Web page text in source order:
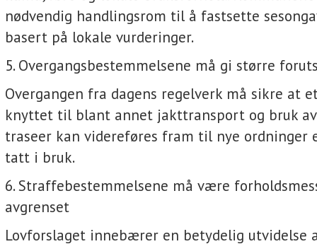
nødvendig handlingsrom til å fastsette
basert på lokale vurderinger.
5. Overgangsbestemmelsene må gi større
Overgangen fra dagens regelverk må sikre at
knyttet til blant annet jakttransport og bruk
traseer kan videreføres fram til nye ordninger
tatt i bruk.
6. Straffebestemmelsene må være
avgrenset
Lovforslaget innebærer en betydelig utvidelse